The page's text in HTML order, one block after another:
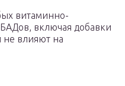
витаминно-
включая добавки
влияют на